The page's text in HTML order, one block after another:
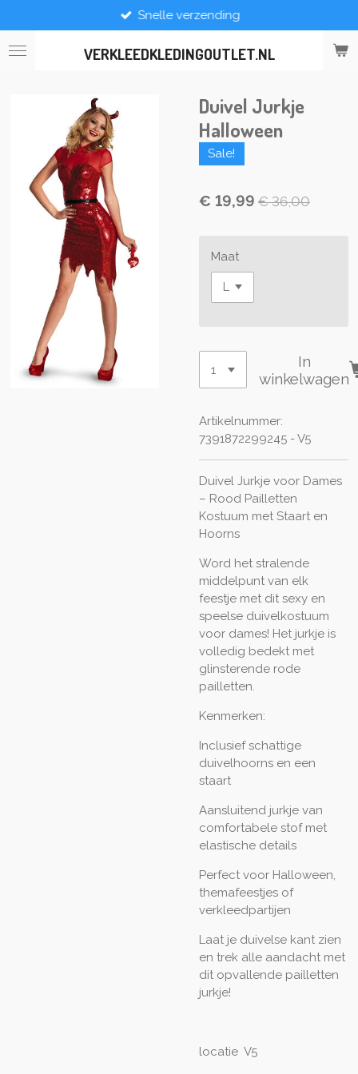
direct
naar
VERKLEEDKLEDINGOUTLET.NL
Snelle verzending
Duivel Jurkje
Halloween
Sale!
€ 19,99 € 36,00
Maat
In
winkelwagen
Artikelnummer:
7391872299245 - V5
Duivel Jurkje voor Dames
– Rood Pailletten
Kostuum met Staart en
Hoorns
Word het stralende
middelpunt van elk
feestje met dit sexy en
speelse duivelkostuum
voor dames! Het jurkje is
volledig bedekt met
glinsterende rode
pailletten.
Kenmerken:
Inclusief schattige
duivelhoorns en een
staart
Aansluitend jurkje van
comfortabele stof met
elastische details
Perfect voor Halloween,
themafeestjes of
verkleedpartijen
Laat je duivelse kant zien
en trek alle aandacht met
dit opvallende pailletten
jurkje!
locatie V5